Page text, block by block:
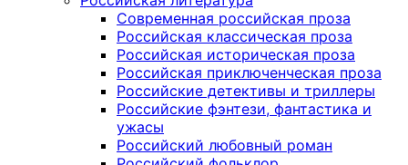
Современная российская проза
Российская классическая проза
Российская историческая проза
Российская приключенческая проза
Российские детективы и триллеры
Российские фэнтези, фантастика и
ужасы
Российский любовный роман